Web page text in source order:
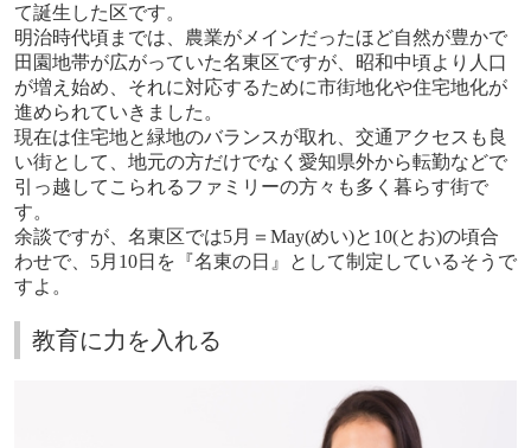
て誕生した区です。
明治時代頃までは、農業がメインだったほど自然が豊かで
田園地帯が広がっていた名東区ですが、昭和中頃より人口
が増え始め、それに対応するために市街地化や住宅地化が
進められていきました。
現在は住宅地と緑地のバランスが取れ、交通アクセスも良
い街として、地元の方だけでなく愛知県外から転勤などで
引っ越してこられるファミリーの方々も多く暮らす街で
す。
余談ですが、名東区では5月＝ May(めい)と 10(とお)の頃合
わせで、 5月 10日を『名東の日』として制定しているそうで
すよ。
教育に力を入れる